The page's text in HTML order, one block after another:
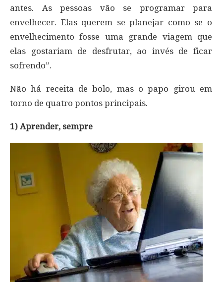
antes. As pessoas vão se programar para
envelhecer. Elas querem se planejar como se o
envelhecimento fosse uma grande viagem que
elas gostariam de desfrutar, ao invés de ficar
sofrendo”.
Não há receita de bolo, mas o papo girou em
torno de quatro pontos principais.
1) Aprender, sempre